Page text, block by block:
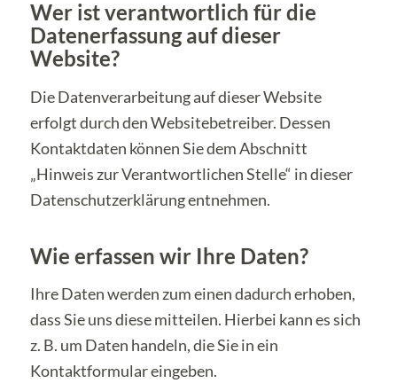
Wer ist verantwortlich für die
Datenerfassung auf dieser
Website?
Die Datenverarbeitung auf dieser Website
erfolgt durch den Websitebetreiber. Dessen
Kontaktdaten können Sie dem Abschnitt
„Hinweis zur Verantwortlichen Stelle“ in dieser
Datenschutzerklärung entnehmen.
Wie erfassen wir Ihre Daten?
Ihre Daten werden zum einen dadurch erhoben,
dass Sie uns diese mitteilen. Hierbei kann es sich
z. B. um Daten handeln, die Sie in ein
Kontaktformular eingeben.